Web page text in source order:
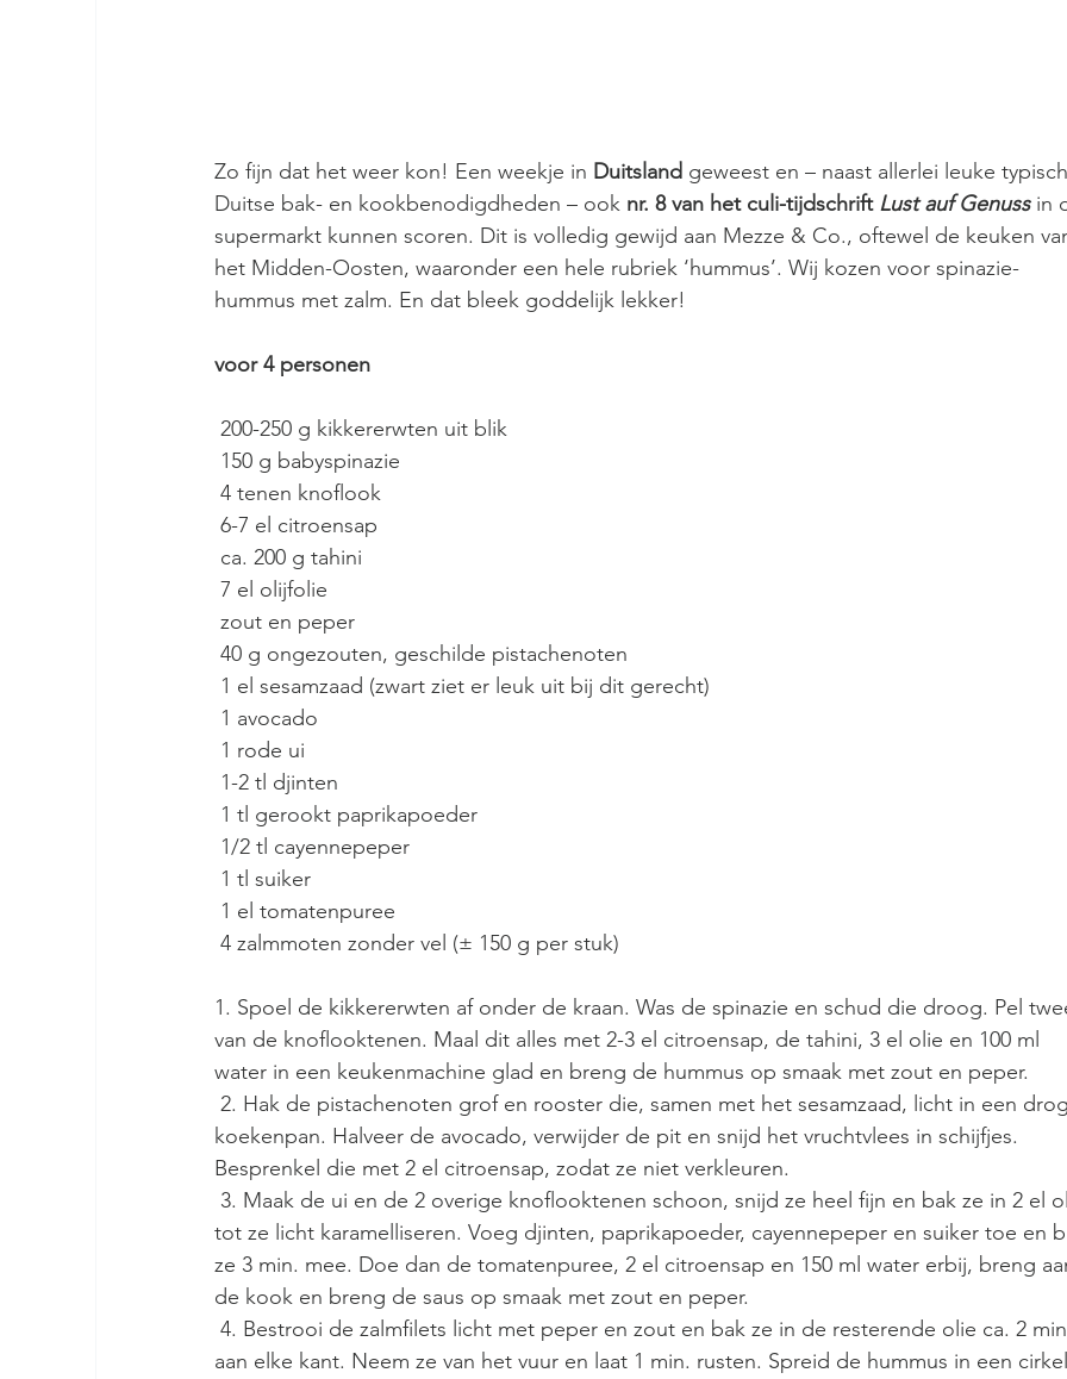
Zo fijn dat het weer kon! Een weekje in Duitsland geweest en – naast allerlei leuke
Duitse bak- en kookbenodigdheden – ook nr. 8 van het culi-tijdschrift Lust auf Genuss in
supermarkt kunnen scoren. Dit is volledig gewijd aan Mezze & Co., oftewel de keuken
het Midden-Oosten, waaronder een hele rubriek ‘hummus’. Wij kozen voor spinazie-
hummus met zalm. En dat bleek goddelijk lekker!
voor 4 personen
200-250 g kikkererwten uit blik
150 g babyspinazie
4 tenen knoflook
6-7 el citroensap
ca. 200 g tahini
7 el olijfolie
zout en peper
40 g ongezouten, geschilde pistachenoten
1 el sesamzaad (zwart ziet er leuk uit bij dit gerecht)
1 avocado
1 rode ui
1-2 tl djinten
1 tl gerookt paprikapoeder
1/2 tl cayennepeper
1 tl suiker
1 el tomatenpuree
4 zalmmoten zonder vel (± 150 g per stuk)
1. Spoel de kikkererwten af onder de kraan. Was de spinazie en schud die droog. Pel
van de knoflooktenen. Maal dit alles met 2-3 el citroensap, de tahini, 3 el olie en 100 ml
water in een keukenmachine glad en breng de hummus op smaak met zout en peper.
koekenpan. Halveer de avocado, verwijder de pit en snijd het vruchtvlees in schijfjes.
Besprenkel die met 2 el citroensap, zodat ze niet verkleuren.
tot ze licht karamelliseren. Voeg djinten, paprikapoeder, cayennepeper en suiker toe en
ze 3 min. mee. Doe dan de tomatenpuree, 2 el citroensap en 150 ml water erbij, breng
de kook en breng de saus op smaak met zout en peper.
aan elke kant. Neem ze van het vuur en laat 1 min. rusten. Spreid de hummus in een